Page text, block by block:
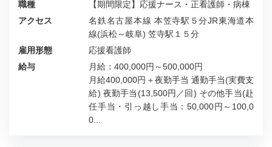
職種
【期間限定】応援ナース・正看護師・病棟
アクセス
名鉄名古屋本線 本笠寺駅５分JR東海道本
線(浜松～岐阜) 笠寺駅１５分
雇用形態
応援看護師
給与
月給：400,000円～500,000円
月給400,000円＋夜勤手当 通勤手当(実費支
給) 夜勤手当(13,500円／回) その他手当(赴
任手当・引っ越し手当：50,000円～100,0
0...